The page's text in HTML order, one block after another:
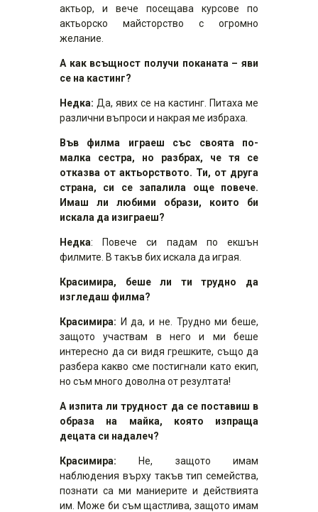
актьор, и вече посещава курсове по
актьорско майсторство с огромно
желание.
А как всъщност получи поканата – яви
се на кастинг?
Недка: Да, явих се на кастинг. Питаха ме
различни въпроси и накрая ме избраха.
Във филма играеш със своята по-
малка сестра, но разбрах, че тя се
отказва от актьорството. Ти, от друга
страна, си се запалила още повече.
Имаш ли любими образи, които би
искала да изиграеш?
Недка: Повече си падам по екшън
филмите. В такъв бих искала да играя.
Красимира, беше ли ти трудно да
изгледаш филма?
Красимира: И да, и не. Трудно ми беше,
защото участвам в него и ми беше
интересно да си видя грешките, също да
разбера какво сме постигнали като екип,
но съм много доволна от резултата!
А изпита ли трудност да се поставиш в
образа на майка, която изпраща
децата си надалеч?
Красимира: Не, защото имам
наблюдения върху такъв тип семейства,
познати са ми маниерите и действията
им. Може би съм щастлива, защото имам